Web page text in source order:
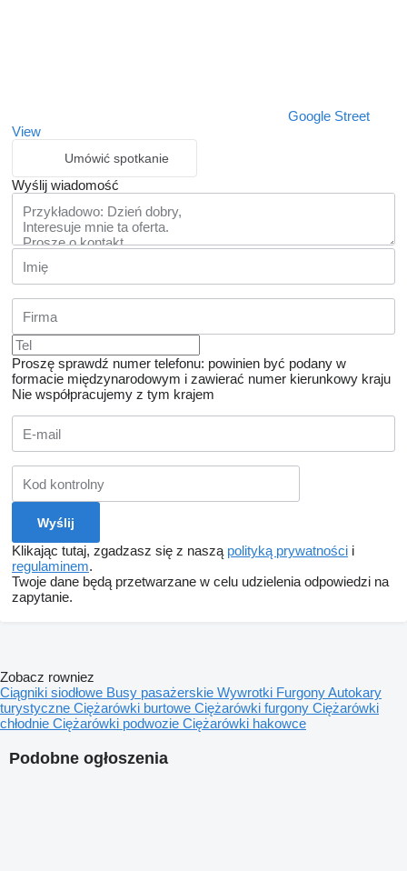
Google Street
View
Umówić spotkanie
Wyślij wiadomość
Proszę sprawdź numer telefonu: powinien być podany w
formacie międzynarodowym i zawierać numer kierunkowy kraju
Nie współpracujemy z tym krajem
Klikając tutaj, zgadzasz się z naszą polityką prywatności i
regulaminem.
Twoje dane będą przetwarzane w celu udzielenia odpowiedzi na
zapytanie.
Podobne ogłoszenia
Zobacz rowniez
Ciągniki siodłowe Busy pasażerskie Wywrotki FurgonyAutokary
turystyczne Ciężarówki burtowe Ciężarówki furgony Ciężarówki
chłodnie Ciężarówki podwozie Ciężarówki hakowce